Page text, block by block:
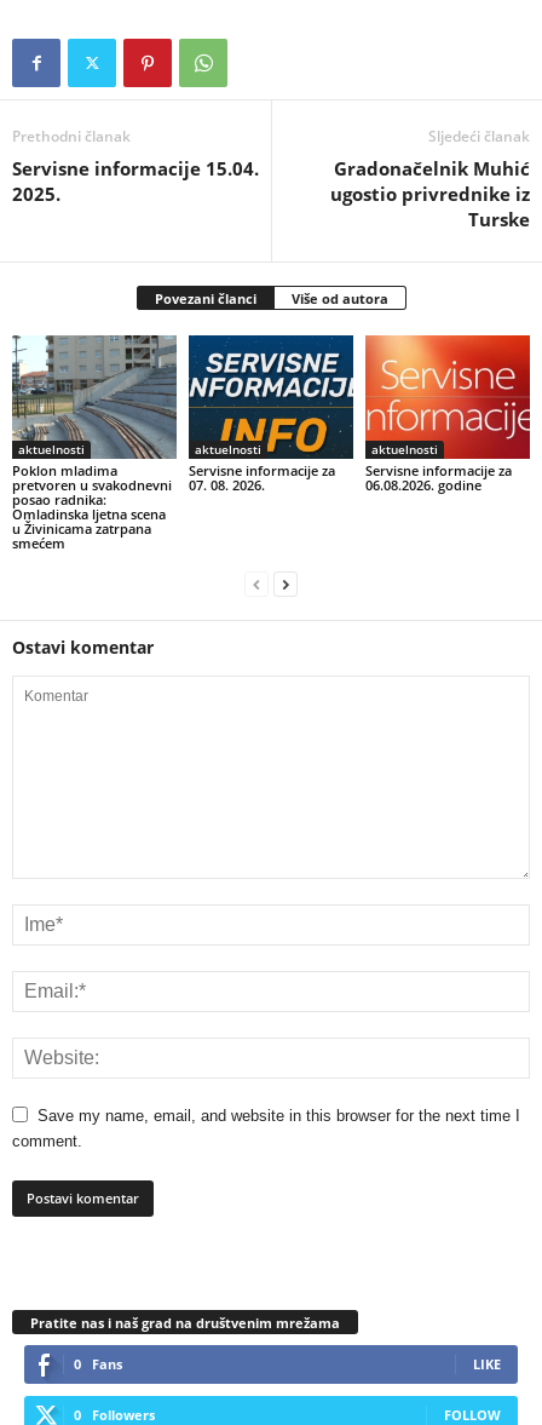
Prethodni članak
Servisne informacije 15.04.
2025.
Sljedeći članak
Gradonačelnik Muhić
ugostio privrednike iz
Turske
Povezani članci Više od autora
aktuelnosti
Poklon mladima
pretvoren u svakodnevni
posao radnika:
Omladinska ljetna scena
u Živinicama zatrpana
smećem
aktuelnosti
Servisne informacije za
07. 08. 2026.
aktuelnosti
Servisne informacije za
06.08.2026. godine
Ostavi komentar
Save my name, email, and website in this browser for the next time I
comment.
Pratite nas i naš grad na društvenim mrežama
0 Fans LIKE
0 Followers FOLLOW